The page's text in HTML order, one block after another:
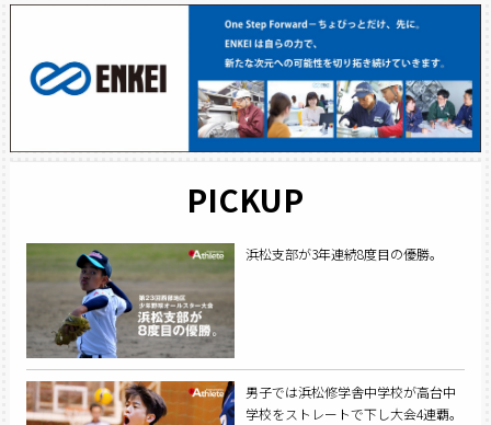
PICKUP
浜松支部が3年連続8度目の優勝。
男子では浜松修学舎中学校が高台中
学校をストレートで下し大会4連覇。